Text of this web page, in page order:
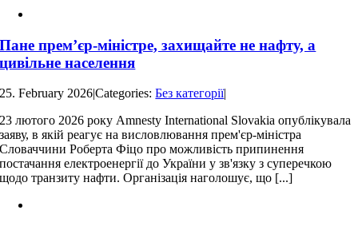
Пане прем’єр-міністре, захищайте не нафту, а
цивільне населення
25. February 2026|Categories:Без категорії|
23 лютого 2026 року Amnesty International Slovakia опублікувала
заяву, в якій реагує на висловлювання прем'єр-міністра
Словаччини Роберта Фіцо про можливість припинення
постачання електроенергії до України у зв'язку з суперечкою
щодо транзиту нафти. Організація наголошує, що [...]